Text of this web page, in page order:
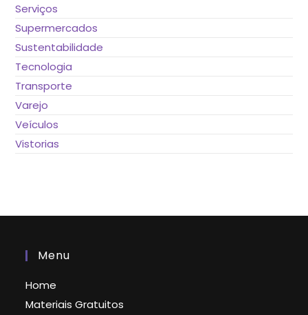
Serviços
Supermercados
Sustentabilidade
Tecnologia
Transporte
Varejo
Veículos
Vistorias
Menu
Home
Materiais Gratuitos